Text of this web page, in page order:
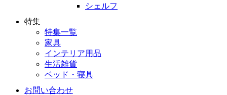
シェルフ
特集
特集一覧
家具
インテリア用品
生活雑貨
ベッド・寝具
お問い合わせ